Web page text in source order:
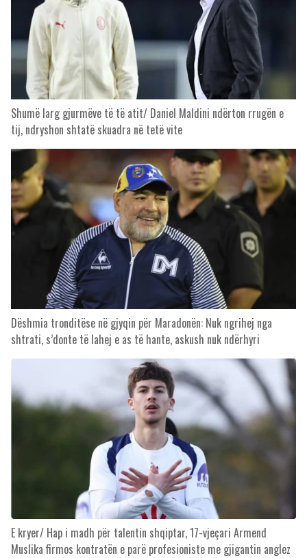
Shumë larg gjurmëve të të atit/ Daniel Maldini ndërton rrugën e
tij, ndryshon shtatë skuadra në tetë vite
Dëshmia tronditëse në gjyqin për Maradonën: Nuk ngrihej nga
shtrati, s’donte të lahej e as të hante, askush nuk ndërhyri
E kryer/ Hap i madh për talentin shqiptar, 17-vjeçari Armend
Muslika firmos kontratën e parë profesioniste me gjigantin anglez